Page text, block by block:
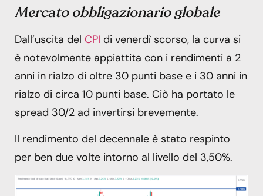
Mercato obbligazionario globale
Dall’uscita del CPI di venerdì scorso, la curva si
è notevolmente appiattita con i rendimenti a 2
anni in rialzo di oltre 30 punti base e i 30 anni in
rialzo di circa 10 punti base. Ciò ha portato le
spread 30/2 ad invertirsi brevemente.
Il rendimento del decennale è stato respinto
per ben due volte intorno al livello del 3,50%.